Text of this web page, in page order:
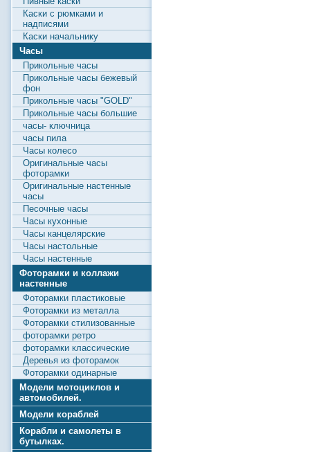
Каски с рюмками и
надписями
Каски начальнику
Часы
Прикольные часы
Прикольные часы бежевый
фон
Прикольные часы "GOLD"
Прикольные часы большие
часы- ключница
часы пила
Часы колесо
Оригинальные часы
фоторамки
Оригинальные настенные
часы
Песочные часы
Часы кухонные
Часы канцелярские
Часы настольные
Часы настенные
Фоторамки и коллажи
настенные
Фоторамки пластиковые
Фоторамки из металла
Фоторамки стилизованные
фоторамки ретро
фоторамки классические
Деревья из фоторамок
Фоторамки одинарные
Модели мотоциклов и
автомобилей.
Модели кораблей
Корабли и самолеты в
бутылках.